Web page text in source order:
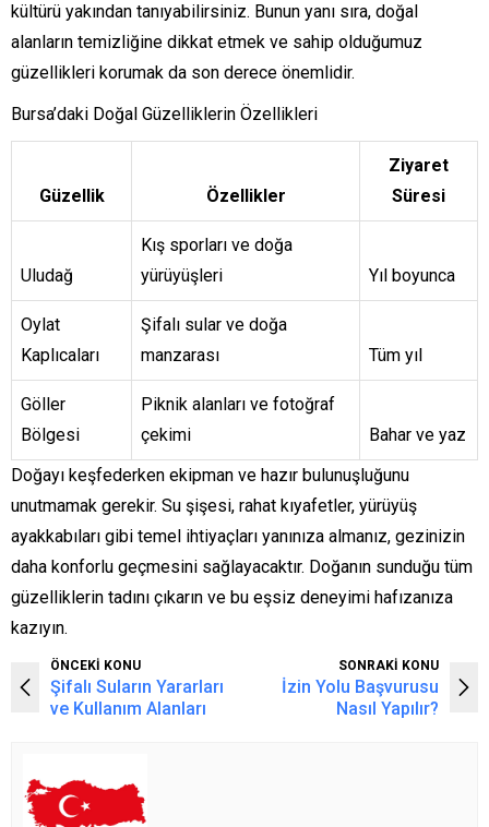
kültürü yakından tanıyabilirsiniz. Bunun yanı sıra, doğal
alanların temizliğine dikkat etmek ve sahip olduğumuz
güzellikleri korumak da son derece önemlidir.
Bursa’daki Doğal Güzelliklerin Özellikleri
Güzellik Özellikler
Ziyaret
Süresi
Uludağ
Kış sporları ve doğa
yürüyüşleri
Yıl boyunca
Oylat
Kaplıcaları
Şifalı sular ve doğa
manzarası
Tüm yıl
Göller
Bölgesi
Piknik alanları ve fotoğraf
çekimi
Bahar ve yaz
Doğayı keşfederken ekipman ve hazır bulunuşluğunu
unutmamak gerekir. Su şişesi, rahat kıyafetler, yürüyüş
ayakkabıları gibi temel ihtiyaçları yanınıza almanız, gezinizin
daha konforlu geçmesini sağlayacaktır. Doğanın sunduğu tüm
güzelliklerin tadını çıkarın ve bu eşsiz deneyimi hafızanıza
kazıyın.
ÖNCEKİ KONU
Şifalı Suların Yararları
ve Kullanım Alanları
SONRAKİ KONU
İzin Yolu Başvurusu
Nasıl Yapılır?